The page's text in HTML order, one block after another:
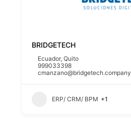
BRIDGETECH
Ecuador,Quito
999033398
cmanzano@bridgetech.company
ERP/ CRM/ BPM +1